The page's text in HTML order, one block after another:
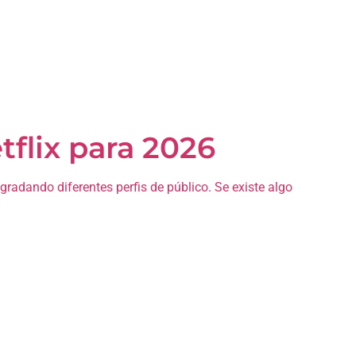
para 2026
diferentes perfis de público. Se existe algo